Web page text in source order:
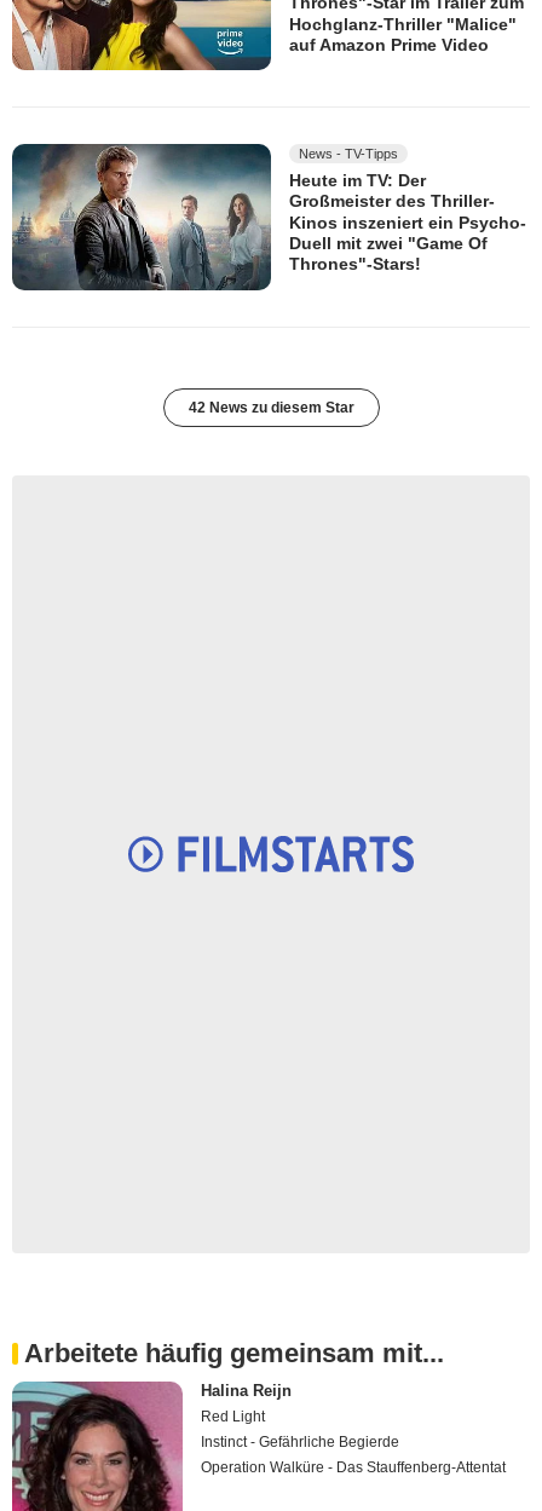
Hochglanz-Thriller "Malice"
auf Amazon Prime Video
News - TV-Tipps
Heute im TV: Der
Großmeister des Thriller-
Kinos inszeniert ein Psycho-
Duell mit zwei "Game Of
Thrones"-Stars!
42 News zu diesem Star
Arbeitete häufig gemeinsam mit...
Halina Reijn
Red Light
Instinct - Gefährliche Begierde
Operation Walküre - Das Stauffenberg-Attentat